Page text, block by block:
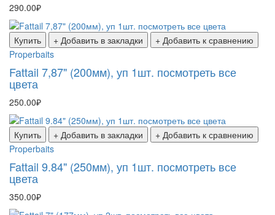
290.00₽
Купить + Добавить в закладки
+ Добавить к сравнению
Properbaits
Fattail 7,87" (200мм), уп 1шт. посмотреть все
цвета
250.00₽
Купить + Добавить в закладки
+ Добавить к сравнению
Properbaits
Fattail 9.84" (250мм), уп 1шт. посмотреть все
цвета
350.00₽